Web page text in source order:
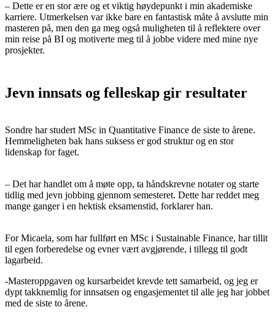
– Dette er en stor ære og et viktig høydepunkt i min akademiske
karriere. Utmerkelsen var ikke bare en fantastisk måte å avslutte min
masteren på, men den ga meg også muligheten til å reflektere over
min reise på BI og motiverte meg til å jobbe videre med mine nye
prosjekter.
Jevn innsats og felleskap gir resultater
Sondre har studert MSc in Quantitative Finance de siste to årene.
Hemmeligheten bak hans suksess er god struktur og en stor
lidenskap for faget.
– Det har handlet om å møte opp, ta håndskrevne notater og starte
tidlig med jevn jobbing gjennom semesteret. Dette har reddet meg
mange ganger i en hektisk eksamenstid, forklarer han.
For Micaela, som har fullført en MSc i Sustainable Finance, har tillit
til egen forberedelse og evner vært avgjørende, i tillegg til godt
lagarbeid.
-Masteroppgaven og kursarbeidet krevde tett samarbeid, og jeg er
dypt takknemlig for innsatsen og engasjementet til alle jeg har jobbet
med de siste to årene.